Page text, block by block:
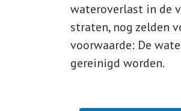
wateroverlast in de
straten, nog zelden
voorwaarde: De
gereinigd worden.